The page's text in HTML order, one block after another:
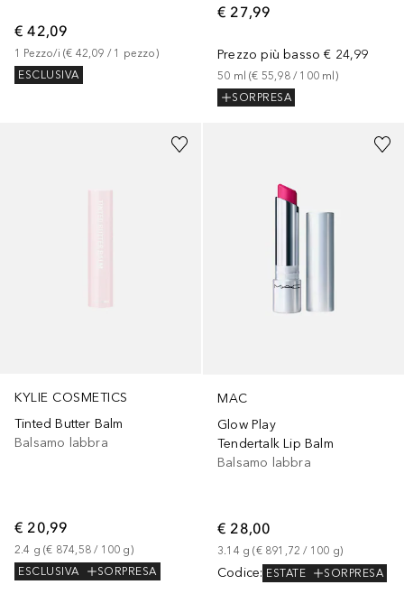
€ 42,09
1 Pezzo/i (€ 42,09 / 1 pezzo)
ESCLUSIVA
€ 27,99
Prezzo più basso € 24,99
50 ml (€ 55,98 / 100 ml )
SORPRESA
KYLIE COSMETICS
Tinted Butter Balm
Balsamo labbra
€ 20,99
2.4 g (€ 874,58 / 100 g)
ESCLUSIVA
SORPRESA
MAC
Glow Play
Tendertalk Lip Balm
Balsamo labbra
€ 28,00
3.14 g (€ 891,72 / 100 g)
Codice: ESTATE SORPRESA
+8
+6 +3